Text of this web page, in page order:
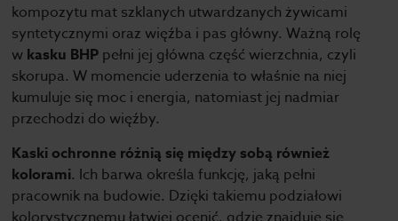
kompozytu mat szklanych utwardzanych żywicami
syntetycznymi oraz więźba i pas główny. Ważną rolę
w kasku BHP pełni jej główna część wierzchnia, czyli
skorupa. W momencie uderzenia to właśnie na niej
kumuluje się moc i energia, natomiast jej nadmiar
przechodzi do więźby.
Kaski ochronne różnią się między sobą również
kolorami. Ich barwa określa funkcję, jaką pełni
pracownik na budowie. Dzięki takiemu podziałowi